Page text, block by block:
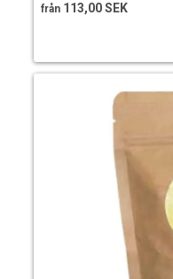
från 113,00 SEK